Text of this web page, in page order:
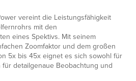
vereint die Leistungsfähigkeit
mit den
eines Spektivs. Mit seinem
Zoomfaktor und dem großen
5x bis 45x eignet es sich sowohl für
detailgenaue Beobachtung und